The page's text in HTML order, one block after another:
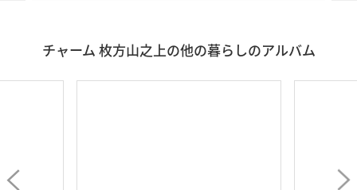
チャーム 枚方山之上の他の暮らしのアルバム